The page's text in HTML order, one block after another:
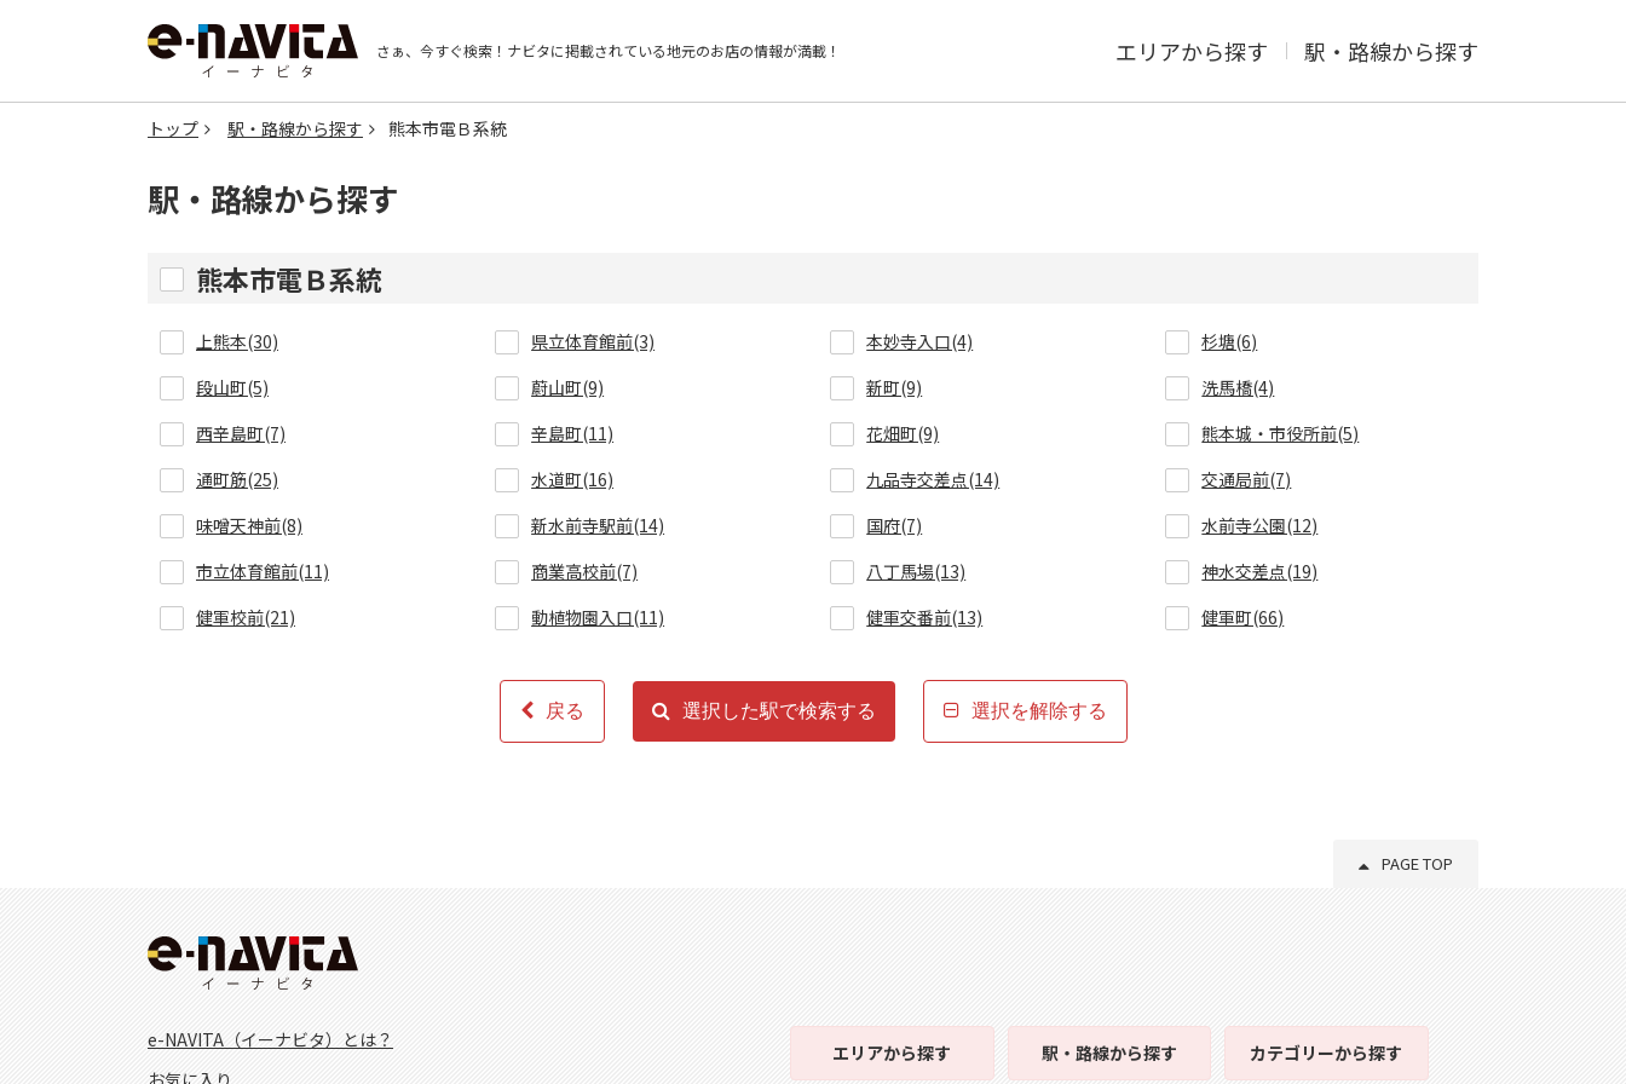
さぁ、今すぐ検索！ ナビタに掲載されている地元のお店の情報が満載！ エリアから探す 駅・路線から探す
トップ 駅・路線から探す 熊本市電Ｂ系統
駅・路線から探す
熊本市電Ｂ系統
上熊本(30) 県立体育館前(3) 本妙寺入口(4)
杉塘(6)
段山町(5)
蔚山町(9) 新町(9)
洗馬橋(4)
西辛島町(7)
辛島町(11) 花畑町(9)
熊本城・市役所前(5)
通町筋(25)
水道町(16) 九品寺交差点(14)
交通局前(7)
味噌天神前(8)
新水前寺駅前(14) 国府(7)
水前寺公園(12)
市立体育館前(11)
商業高校前(7) 八丁馬場(13)
神水交差点(19)
健軍校前(21)
動植物園入口(11) 健軍交番前(13) 健軍町(66)
戻る 選択した駅で検索する 選択を解除する
PAGE TOP
e-NAVITA（イーナビタ）とは？
お気に入り
エリアから探す 駅・路線から探す カテゴリーから探す